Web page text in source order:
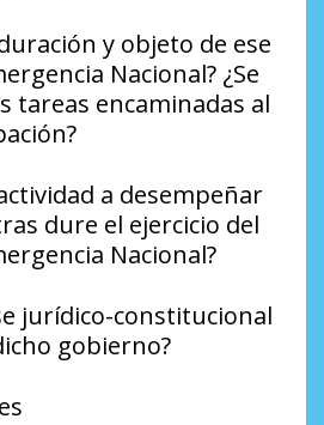
y objeto de ese
Nacional? ¿Se
tareas encaminadas al
a desempeñar
dure el ejercicio del
Nacional?
jurídico-constitucional
gobierno?